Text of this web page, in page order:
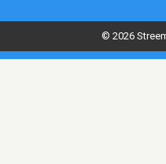
© 2026